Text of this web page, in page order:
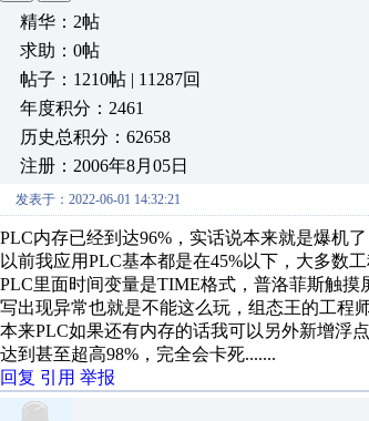
精华：2帖
求助：0帖
帖子：1210帖 | 11287回
年度积分：2461
历史总积分：62658
注册：2006年8月05日
发表于：2022-06-01 14:32:21
PLC内存已经到达96%，实话说本来就是爆机了
以前我应用PLC基本都是在45%以下，大多数工
PLC里面时间变量是TIME格式，普洛菲斯触
写出现异常也就是不能这么玩，组态王的工程
本来PLC如果还有内存的话我可以另外新增浮
达到甚至超高98%，完全会卡死.......
回复 引用 举报